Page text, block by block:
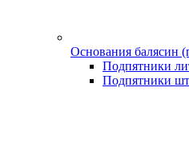
Основания балясин
Подпятники
Подпятники